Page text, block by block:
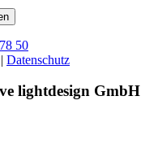
50
| Datenschutz
lightdesign GmbH